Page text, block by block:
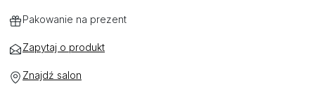
Pakowanie na prezent
Zapytaj o produkt
Znajdź salon